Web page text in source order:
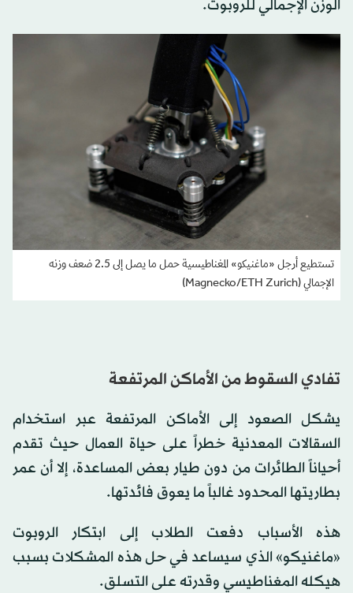
الوزن الإجمالي للروبوت.
تستطيع أرجل «ماغنيكو» المغناطيسية حمل ما يصل إلى 2.5 ضعف وزنه
الإجمالي (Magnecko/ETH Zurich)
تفادي السقوط من الأماكن المرتفعة
يشكل الصعود إلى الأماكن المرتفعة عبر استخدام
السقالات المعدنية خطراً على حياة العمال حيث تقدم
أحياناً الطائرات من دون طيار بعض المساعدة، إلا أن عمر
بطاريتها المحدود غالباً ما يعوق فائدتها.
هذه الأسباب دفعت الطلاب إلى ابتكار الروبوت
«ماغنيكو» الذي سيساعد في حل هذه المشكلات بسبب
هيكله المغناطيسي وقدرته على التسلق.